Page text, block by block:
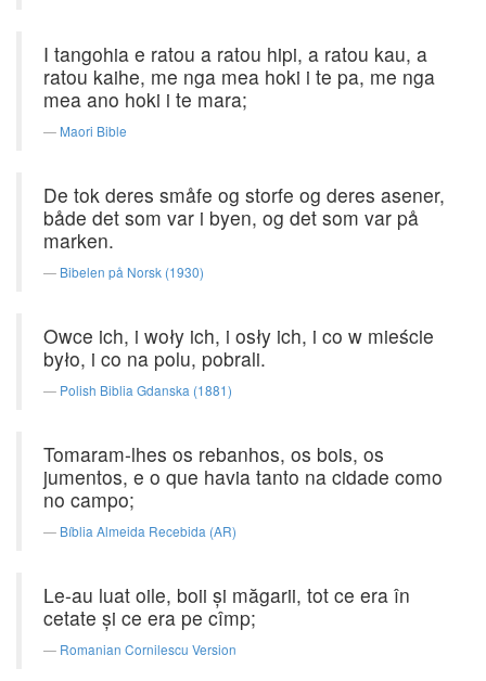
I tangohia e ratou a ratou hipi, a ratou kau, a
ratou kaihe, me nga mea hoki i te pa, me nga
mea ano hoki i te mara;
Maori Bible
De tok deres småfe og storfe og deres asener,
både det som var i byen, og det som var på
marken.
Bibelen på Norsk (1930)
Owce ich, i woły ich, i osły ich, i co w mieście
było, i co na polu, pobrali.
Polish Biblia Gdanska (1881)
Tomaram-lhes os rebanhos, os bois, os
jumentos, e o que havia tanto na cidade como
no campo;
Bíblia Almeida Recebida (AR)
Le-au luat oile, boii şi măgarii, tot ce era în
cetate şi ce era pe cîmp;
Romanian Cornilescu Version